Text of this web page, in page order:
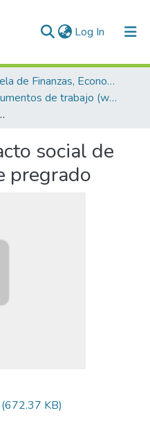
Log In (current)
Escuela de Finanzas, Economía y Gobierno
Documentos de trabajo (working papers)
de pregrado
social de
pregrado
KB)